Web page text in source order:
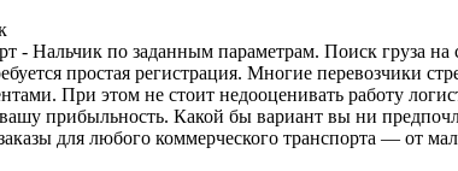
Нальчик по заданным параметрам. Поиск груза на
простая регистрация. Многие перевозчики
При этом не стоит недооценивать работу
прибыльность. Какой бы вариант вы ни
для любого коммерческого транспорта — от